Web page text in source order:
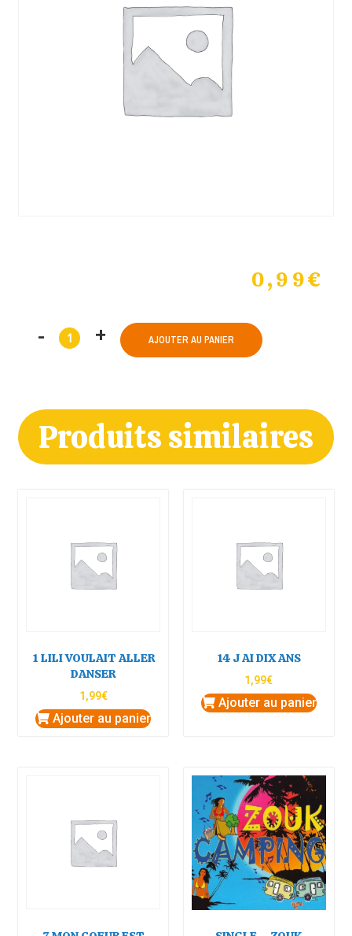
0,99€
AJOUTER AU PANIER
Produits similaires
1 LILI VOULAIT ALLER
DANSER
1,99€
Ajouter au panier
14 J AI DIX ANS
1,99€
Ajouter au panier